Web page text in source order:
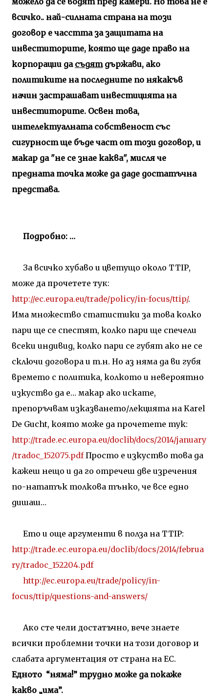
всичко.. най-силната страна на този
договор е часстта за защитата на
инвеститорите, която ще даде право на
корпорации да съдятдържави, ако
политиките на последните по някакъв
начин застрашават инвестицията на
инвеститорите. Освен това,
интелектуалната собственост със
сигурност ще бъде част от този договор, и
макар да "не се знае каква", мисля че
предната точка може да даде достатъчна
представа.
Подробно: …
За всичко хубаво и цветущо около TTIP,
може да прочетете тук:
http://ec.europa.eu/trade/policy/in-focus/ttip/.
Има множество статистики за това колко
пари ще се спестят, колко пари ще спечели
всеки индивид, колко пари се губят ако не се
сключи договора и т.н. Но аз няма да ви губя
времето с политика, колкото и невероятно
изкуство да е… макар ако искате,
препоръчвам изказването/лекцията на Karel
De Gucht, която може да прочетете тук:
http://trade.ec.europa.eu/doclib/docs/2014/january
/tradoc_152075.pdfПросто е изкуство това да
кажеш нещо и да го отречеш две изречения
по-нататък толкова тънко, че все едно
дишаш…
Ето и още аргументи в полза на TTIP:
http://trade.ec.europa.eu/doclib/docs/2014/februa
ry/tradoc _152204.pdf
http://ec.europa.eu/trade/policy/in-
focus/ttip/questions-and-answers/
Ако сте чели достатъчно, вече знаете
всички проблемни точки на този договор и
слабата аргументация от страна на ЕС.
Едното “няма!” трудно може да покаже
какво „има”.